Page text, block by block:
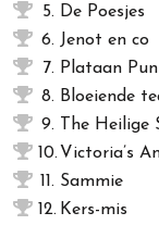
5. De Poesjes
6. Jenot en co
7. Plataan
8. Bloeiende
9. The Heilige
10.Victoria’s
11. Sammie
12.Kers-mis